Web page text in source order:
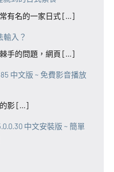
有名的一家日式 [...]
輸入？
手的問題，網頁 [...]
中文版 ~ 免費影音播放
影 [...]
中文安裝版 ~ 簡單